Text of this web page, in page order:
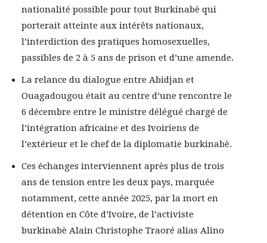
nationalité possible pour tout Burkinabè qui
porterait atteinte aux intérêts nationaux,
l’interdiction des pratiques homosexuelles,
passibles de 2 à 5 ans de prison et d’une amende.
La relance du dialogue entre Abidjan et
Ouagadougou était au centre d’une rencontre le
6 décembre entre le ministre délégué chargé de
l’intégration africaine et des Ivoiriens de
l’extérieur et le chef de la diplomatie burkinabè.
Ces échanges interviennent après plus de trois
ans de tension entre les deux pays, marquée
notamment, cette année 2025, par la mort en
détention en Côte d’Ivoire, de l’activiste
burkinabè Alain Christophe Traoré alias Alino